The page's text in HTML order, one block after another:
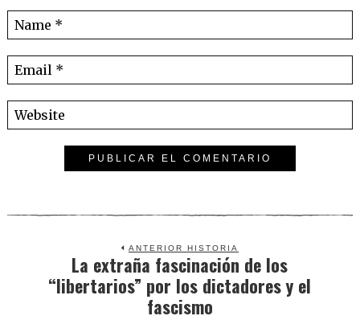
ANTERIOR HISTORIA
Previous
post:
La extraña fascinación de los
“libertarios” por los dictadores y el
fascismo